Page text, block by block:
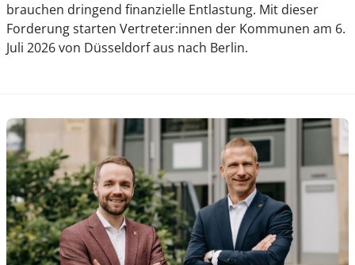
brauchen dringend finanzielle Entlastung. Mit dieser
Forderung starten Vertreter:innen der Kommunen am 6.
Juli 2026 von Düsseldorf aus nach Berlin.